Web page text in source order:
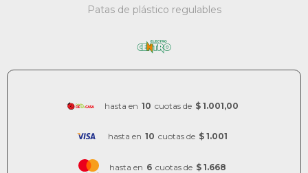
Patas de plástico regulables
hasta en 10 cuotas de $ 1.001,00
hasta en 10 cuotas de $ 1.001
hasta en 6 cuotas de $ 1.668